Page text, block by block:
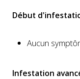
Début
Aucun
Infestation